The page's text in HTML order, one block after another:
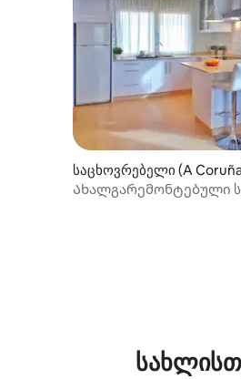
საცხოვრებელი (A
Ახალგარემონტებული